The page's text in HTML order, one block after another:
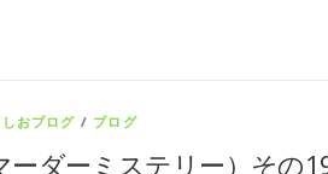
おブログ / ブログ
ーダーミステリー）その